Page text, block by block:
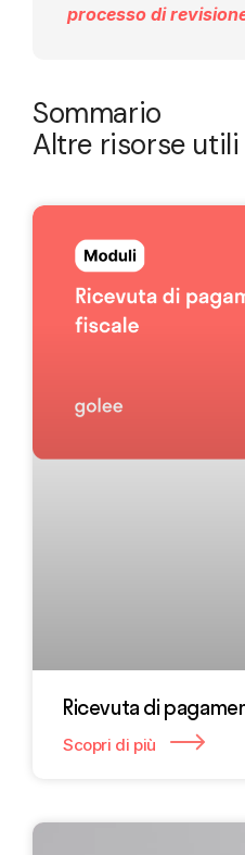
processo di
Sommario
Altre risorse utili
Ricevuta di
Scopri di più